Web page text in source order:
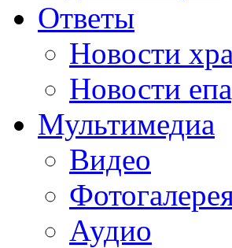
Ответы
Новости
Новости
Мультимедиа
Видео
Аудио